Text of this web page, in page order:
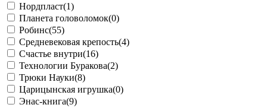
Нордпласт(1)
Планета головоломок(0)
Робинс(55)
Средневековая крепость(4)
Счастье внутри(16)
Технологии Буракова(2)
Трюки Науки(8)
Царицынская игрушка(0)
Энас-книга(9)